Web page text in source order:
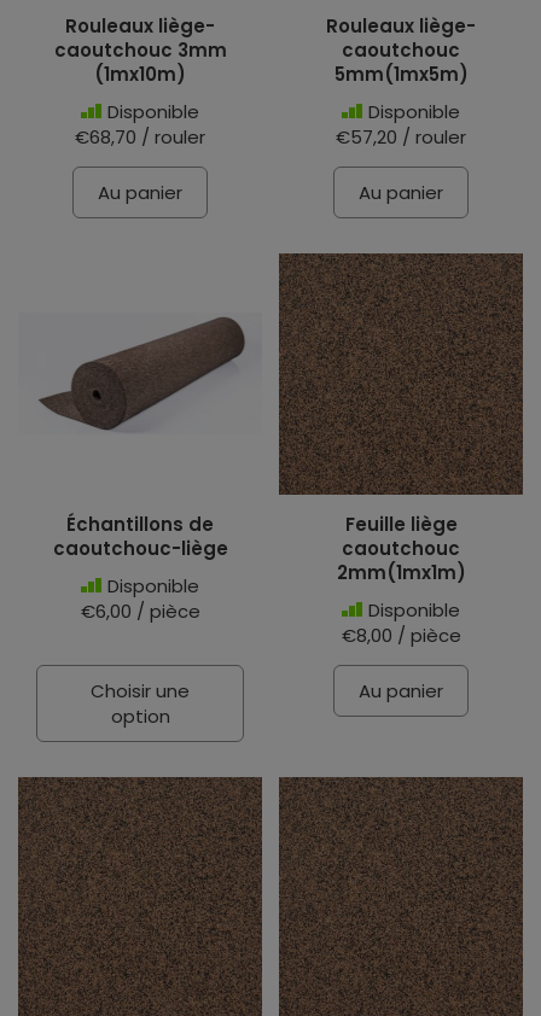
Rouleaux liège-
caoutchouc 3mm
(1mx10m)
Disponible
€68,70 / rouler
Au panier
Rouleaux liège-
caoutchouc
5mm(1mx5m)
Disponible
€57,20 / rouler
Au panier
Échantillons de
caoutchouc-liège
Disponible
€6,00 / pièce
Choisir une
option
Feuille liège
caoutchouc
2mm(1mx1m)
Disponible
€8,00 / pièce
Au panier